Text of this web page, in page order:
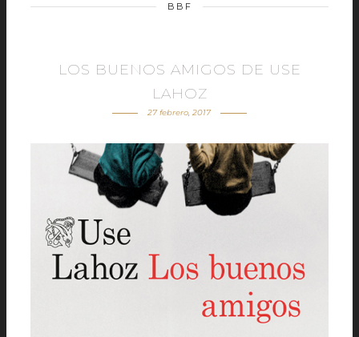
BBF
LOS BUENOS AMIGOS DE USE
LAHOZ
27 febrero, 2017